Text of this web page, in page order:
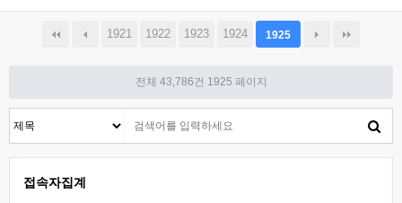
1921 1922 1923 1924 1925
전체 43,786건 1925 페이지
접속자집계